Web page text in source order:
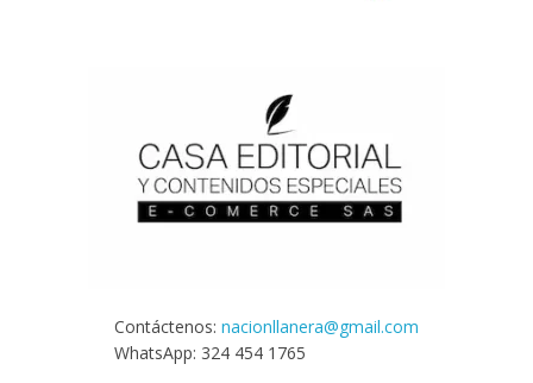
Contáctenos: nacionllanera@gmail.com
WhatsApp: 324 454 1765